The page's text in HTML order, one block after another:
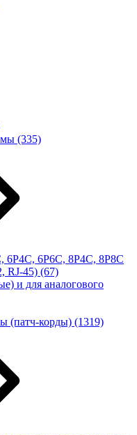
(335)
6P4C, 6P6C, 8P4C, 8P8C
RJ-45) (67)
и для аналогового
(патч-корды) (1319)